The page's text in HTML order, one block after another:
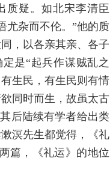
质疑。如北宋李清臣
尤杂而不伦。”他的质
，以各亲其亲、各子
是“起兵作谋贼乱之
生民，有生民则有情
同时而生，故虽太古
后陆续有学者给出类
溟先生都觉得，《礼
篇，《礼运》的地位